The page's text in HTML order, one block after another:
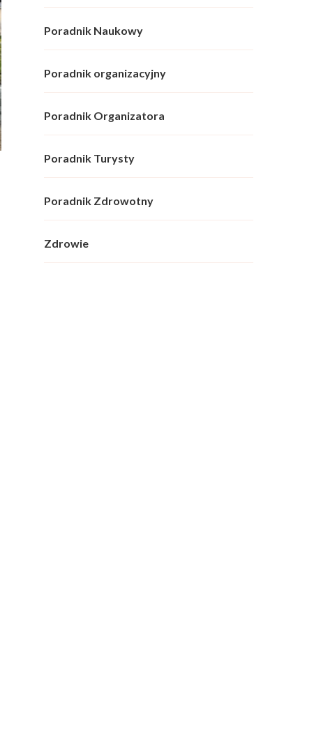
Poradnik Naukowy
Poradnik organizacyjny
Poradnik Organizatora
Poradnik Turysty
Poradnik Zdrowotny
Zdrowie